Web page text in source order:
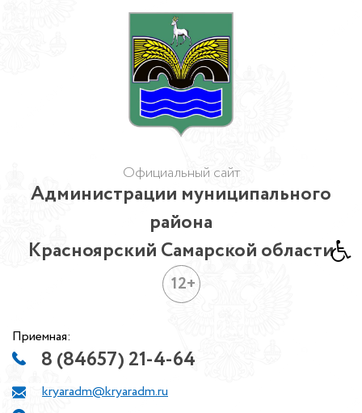
Официальный сайт
Администрации муниципального
района
Красноярский Самарской области
12+
Приемная:
8 (84657) 21-4-64
kryaradm@kryaradm.ru